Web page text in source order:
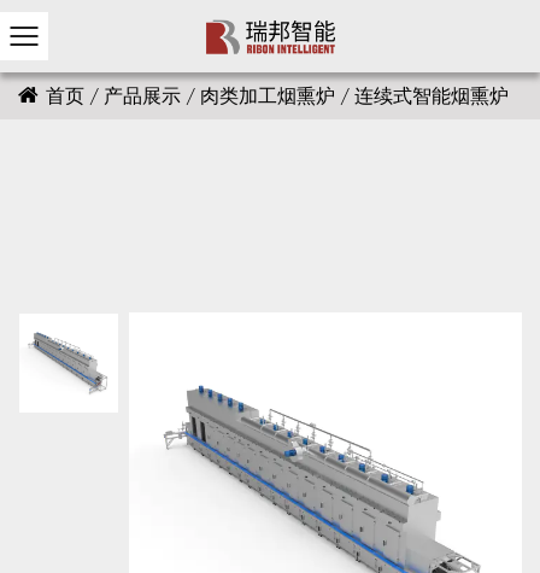
首页 / 产品展示 / 肉类加工烟熏炉 / 连续式智能烟熏炉